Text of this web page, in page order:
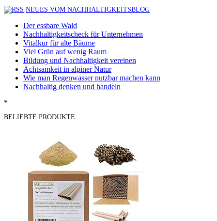
NEUES VOM NACHHALTIGKEITSBLOG
Der essbare Wald
Nachhaltigkeitscheck für Unternehmen
Vitalkur für alte Bäume
Viel Grün auf wenig Raum
Bildung und Nachhaltigkeit vereinen
Achtsamkeit in alpiner Natur
Wie man Regenwasser nutzbar machen kann
Nachhaltig denken und handeln
*
BELIEBTE PRODUKTE